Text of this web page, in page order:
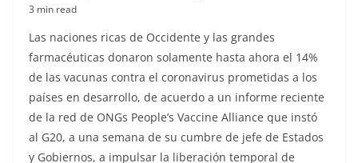
3 min read
Las naciones ricas de Occidente y las grandes
farmacéuticas donaron solamente hasta ahora el 14%
de las vacunas contra el coronavirus prometidas a los
países en desarrollo, de acuerdo a un informe reciente
de la red de ONGs People’s Vaccine Alliance que instó
al G20, a una semana de su cumbre de jefe de Estados
y Gobiernos, a impulsar la liberación temporal de